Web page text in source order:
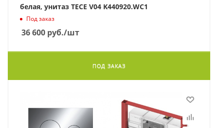
белая, унитаз TECE V04 K440920.WC1
Под заказ
36 600 руб./шт
ПОД ЗАКАЗ